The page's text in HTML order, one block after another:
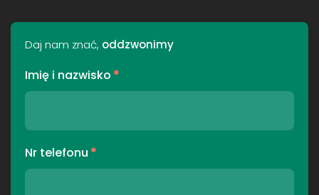
Daj nam znać, oddzwonimy
Imię i nazwisko *
Nr telefonu *